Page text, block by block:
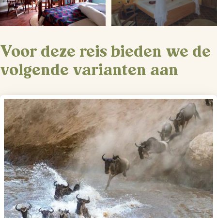
Voor deze reis bieden we de
volgende varianten aan